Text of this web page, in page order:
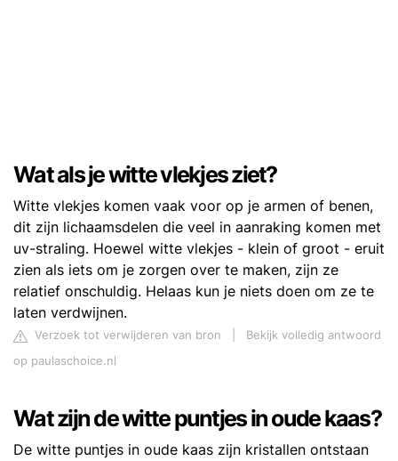
Wat als je witte vlekjes ziet?
Witte vlekjes komen vaak voor op je armen of benen,
dit zijn lichaamsdelen die veel in aanraking komen met
uv-straling. Hoewel witte vlekjes - klein of groot - eruit
zien als iets om je zorgen over te maken, zijn ze
relatief onschuldig. Helaas kun je niets doen om ze te
laten verdwijnen.
Verzoek tot verwijderen van bron
Bekijk volledig antwoord
op paulaschoice.nl
Wat zijn de witte puntjes in oude kaas?
De witte puntjes in oude kaas zijn kristallen ontstaan